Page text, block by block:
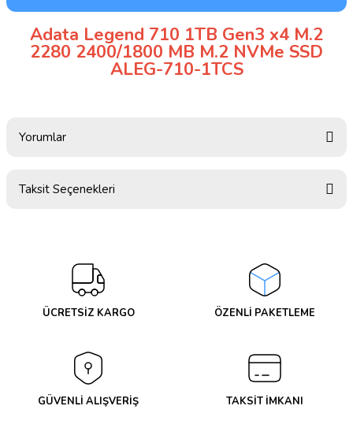
Adata Legend 710 1TB Gen3 x4 M.2
2280 2400/1800 MB M.2 NVMe SSD
ALEG-710-1TCS
Yorumlar
Taksit Seçenekleri
ÜCRETSİZ KARGO ÖZENLİ PAKETLEME
GÜVENLİ ALIŞVERİŞ TAKSİT İMKANI